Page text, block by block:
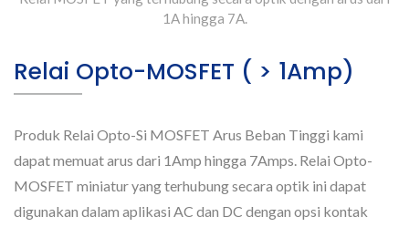
1A hingga 7A.
Relai Opto-MOSFET ( > 1Amp)
Produk Relai Opto-Si MOSFET Arus Beban Tinggi kami
dapat memuat arus dari 1Amp hingga 7Amps. Relai Opto-
MOSFET miniatur yang terhubung secara optik ini dapat
digunakan dalam aplikasi AC dan DC dengan opsi kontak